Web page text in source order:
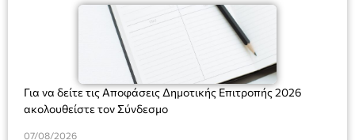
Για να δείτε τις Αποφάσεις Δημοτικής Επιτροπής 2026
ακολουθείστε τον Σύνδεσμο
07/08/2026